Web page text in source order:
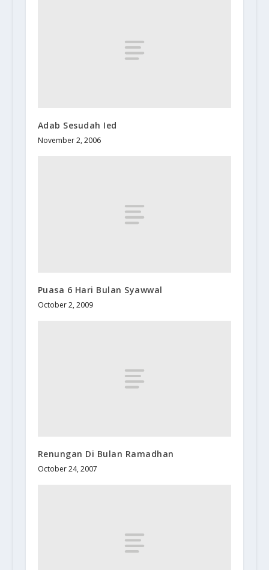
Adab Sesudah Ied
November 2, 2006
Puasa 6 Hari Bulan Syawwal
October 2, 2009
Renungan Di Bulan Ramadhan
October 24, 2007